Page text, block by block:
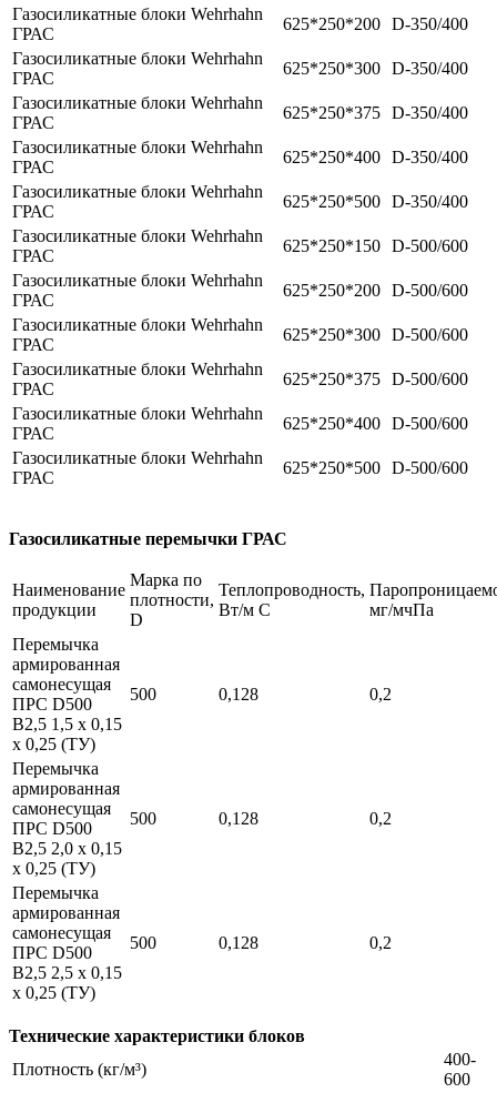
Газосиликатные блоки Wehrhahn
ГРАС
625*250*200 D-350/400
Газосиликатные блоки Wehrhahn
ГРАС
625*250*300 D-350/400
Газосиликатные блоки Wehrhahn
ГРАС
625*250*375 D-350/400
Газосиликатные блоки Wehrhahn
ГРАС
625*250*400 D-350/400
Газосиликатные блоки Wehrhahn
ГРАС
625*250*500 D-350/400
Газосиликатные блоки Wehrhahn
ГРАС
625*250*150 D-500/600
Газосиликатные блоки Wehrhahn
ГРАС
625*250*200 D-500/600
Газосиликатные блоки Wehrhahn
ГРАС
625*250*300 D-500/600
Газосиликатные блоки Wehrhahn
ГРАС
625*250*375 D-500/600
Газосиликатные блоки Wehrhahn
ГРАС
625*250*400 D-500/600
Газосиликатные блоки Wehrhahn
ГРАС
625*250*500 D-500/600
Газосиликатные перемычки ГРАС
Наименование
продукции
Марка по
плотности,
D
Теплопроводность,
Вт/м С
мг/мчПа
Перемычка
армированная
самонесущая
ПРС D500
В2,5 1,5 х 0,15
х 0,25 (ТУ)
500 0,128 0,2
Перемычка
армированная
самонесущая
ПРС D500
В2,5 2,0 х 0,15
х 0,25 (ТУ)
500 0,128 0,2
Перемычка
армированная
самонесущая
ПРС D500
В2,5 2,5 х 0,15
х 0,25 (ТУ)
500 0,128 0,2
Технические характеристики блоков
Плотность (кг/м³)
400-
600